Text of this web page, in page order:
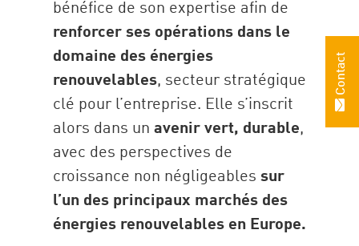
Contact
bénéfice de son expertise afin de
renforcer ses opérations dans le
domaine des énergies
renouvelables, secteur stratégique
clé pour l’entreprise. Elle s’inscrit
alors dans un avenir vert, durable,
avec des perspectives de
croissance non négligeables sur
l’un des principaux marchés des
énergies renouvelables en Europe.